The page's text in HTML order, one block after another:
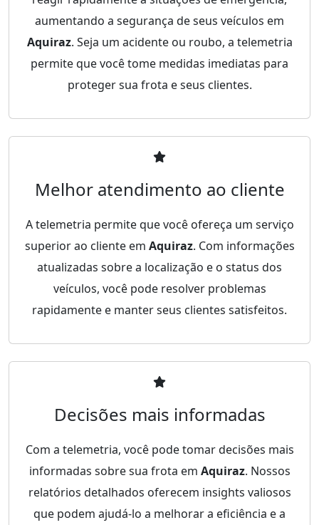
aumentando a segurança de seus veículos em
Aquiraz. Seja um acidente ou roubo, a telemetria
permite que você tome medidas imediatas para
proteger sua frota e seus clientes.
Melhor atendimento ao cliente
A telemetria permite que você ofereça um serviço
superior ao cliente em Aquiraz. Com informações
atualizadas sobre a localização e o status dos
veículos, você pode resolver problemas
rapidamente e manter seus clientes satisfeitos.
Decisões mais informadas
Com a telemetria, você pode tomar decisões mais
informadas sobre sua frota em Aquiraz. Nossos
relatórios detalhados oferecem insights valiosos
que podem ajudá-lo a melhorar a eficiência e a